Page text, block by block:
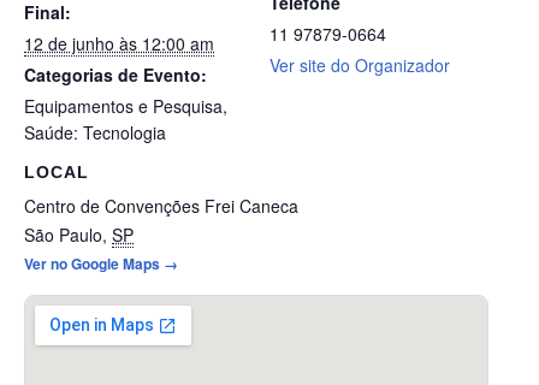
Final:
12 de junho às 12:00 am
Categorias de Evento:
Equipamentos e Pesquisa,
Saúde: Tecnologia
LOCAL
Centro de Convenções Frei Caneca
São Paulo, SP
Ver no Google Maps →
11 97879-0664
Ver site do Organizador